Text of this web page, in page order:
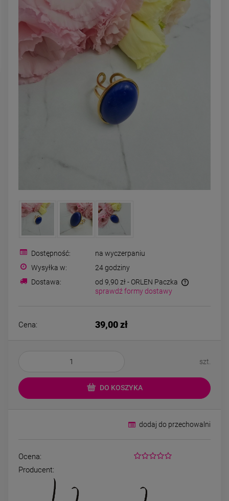
powiadom o
dostępności
niebieski cyrkonia
44,00 zł
Dostępność:
na wyczerpaniu
Wysyłka w:
24 godziny
Dostawa:
od 9,90 zł - ORLEN Paczka
sprawdź formy dostawy
Cena: 39,00 zł
szt.
DO KOSZYKA
dodaj do przechowalni
Ocena:
Producent: